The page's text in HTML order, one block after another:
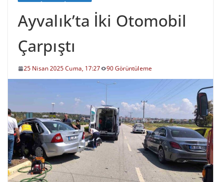
Ayvalık’ta İki Otomobil
Çarpıştı
25 Nisan 2025 Cuma, 17:27 90 Görüntüleme